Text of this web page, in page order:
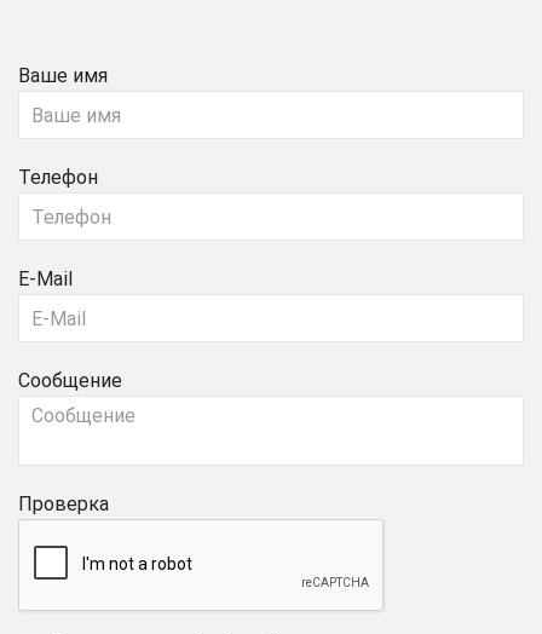
Ваше имя
Телефон
E-Mail
Сообщение
Проверка